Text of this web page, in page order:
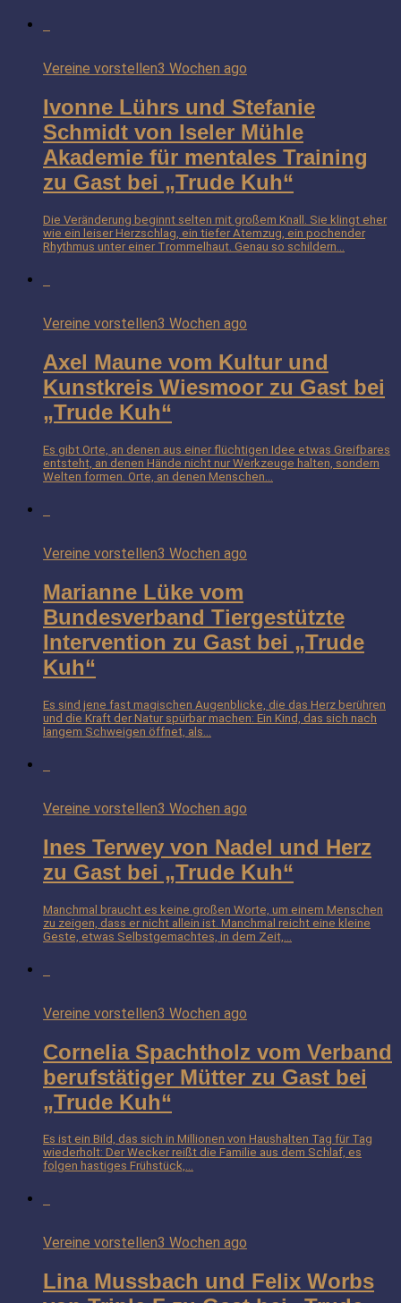
Vereine vorstellen3 Wochen ago
Ivonne Lührs und Stefanie
Schmidt von Iseler Mühle
Akademie für mentales Training
zu Gast bei „Trude Kuh“
Die Veränderung beginnt selten mit großem Knall. Sie klingt eher
wie ein leiser Herzschlag, ein tiefer Atemzug, ein pochender
Rhythmus unter einer Trommelhaut. Genau so schildern...
Vereine vorstellen3 Wochen ago
Axel Maune vom Kultur und
Kunstkreis Wiesmoor zu Gast bei
„Trude Kuh“
Es gibt Orte, an denen aus einer flüchtigen Idee etwas Greifbares
entsteht, an denen Hände nicht nur Werkzeuge halten, sondern
Welten formen. Orte, an denen Menschen...
Vereine vorstellen3 Wochen ago
Marianne Lüke vom
Bundesverband Tiergestützte
Intervention zu Gast bei „Trude
Kuh“
Es sind jene fast magischen Augenblicke, die das Herz berühren
und die Kraft der Natur spürbar machen: Ein Kind, das sich nach
langem Schweigen öffnet, als...
Vereine vorstellen3 Wochen ago
Ines Terwey von Nadel und Herz
zu Gast bei „Trude Kuh“
Manchmal braucht es keine großen Worte, um einem Menschen
zu zeigen, dass er nicht allein ist. Manchmal reicht eine kleine
Geste, etwas Selbstgemachtes, in dem Zeit,...
Vereine vorstellen3 Wochen ago
Cornelia Spachtholz vom Verband
berufstätiger Mütter zu Gast bei
„Trude Kuh“
Es ist ein Bild, das sich in Millionen von Haushalten Tag für Tag
wiederholt: Der Wecker reißt die Familie aus dem Schlaf, es
folgen hastiges Frühstück,...
Vereine vorstellen3 Wochen ago
Lina Mussbach und Felix Worbs